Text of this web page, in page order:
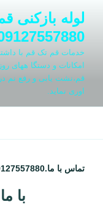
محتوا
لوله بازکنی
09127557880 | شبانه
خدمات قم تک قم با
امکانات و دستگا ههای
قم،نشت یابی و رفع نم
اوری نماید.
تماس با ما.09127557880
با